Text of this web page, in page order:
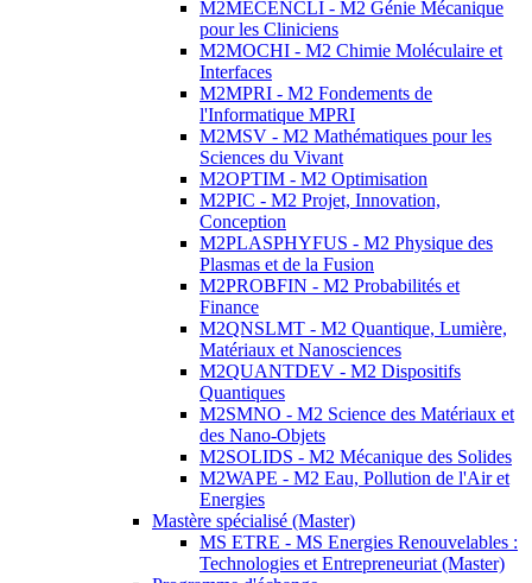
M2MECENCLI - M2 Génie Mécanique
pour les Cliniciens
M2MOCHI - M2 Chimie Moléculaire et
Interfaces
M2MPRI - M2 Fondements de
l'Informatique MPRI
M2MSV - M2 Mathématiques pour les
Sciences du Vivant
M2OPTIM - M2 Optimisation
M2PIC - M2 Projet, Innovation,
Conception
M2PLASPHYFUS - M2 Physique des
Plasmas et de la Fusion
M2PROBFIN - M2 Probabilités et
Finance
M2QNSLMT - M2 Quantique, Lumière,
Matériaux et Nanosciences
M2QUANTDEV - M2 Dispositifs
Quantiques
M2SMNO - M2 Science des Matériaux et
des Nano-Objets
M2SOLIDS - M2 Mécanique des Solides
M2WAPE - M2 Eau, Pollution de l'Air et
Energies
Mastère spécialisé (Master)
MS ETRE - MS Energies Renouvelables :
Technologies et Entrepreneuriat (Master)